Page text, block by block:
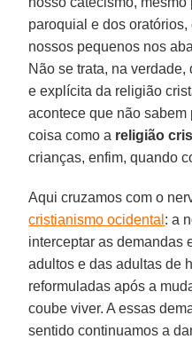
paroquial e dos
nossos pequenos nos
Não se trata, na
e explícita da religião
acontece que não
coisa como a religião
crianças, enfim, quando
Aqui cruzamos com o
cristianismo ocidental : a
interceptar as demandas
adultos e das adultas de
reformuladas após a
coube viver. A essas
sentido continuamos a